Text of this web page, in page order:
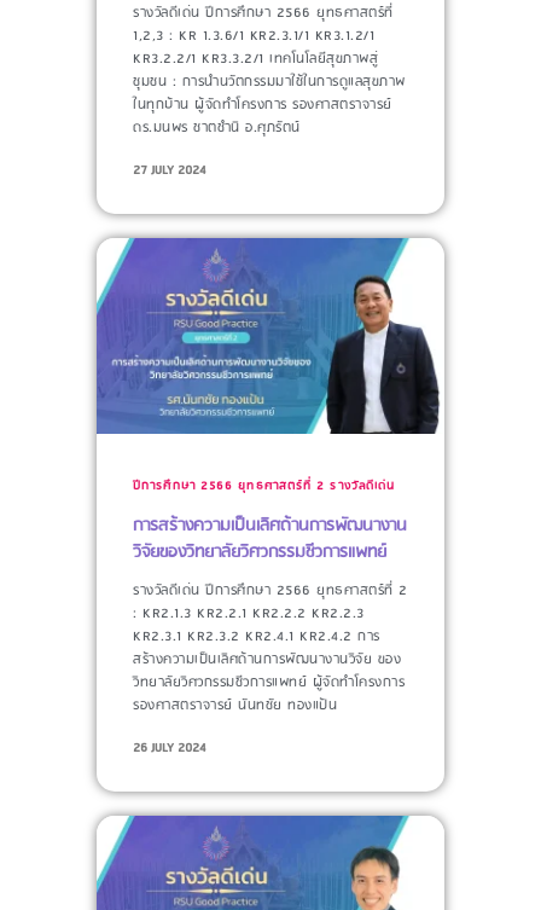
รางวัลดีเด่น ปีการศึกษา 2566 ยุทธศาสตร์ที่
1,2,3 : KR 1.3.6/1 KR2.3.1/1 KR3.1.2/1
KR3.2.2/1 KR3.3.2/1 เทคโนโลยีสุขภาพสู่
ชุมชน : การนำนวัตกรรมมาใช้ในการดูแลสุขภาพ
ในทุกบ้าน ผู้จัดทำโครงการ​ รองศาสตราจารย์
ดร.มนพร ชาตชำนิ อ.ศุภรัตน์
27 JULY 2024
ปีการศึกษา 2566 ยุทธศาสตร์ที่ 2 รางวัลดีเด่น
การสร้างความเป็นเลิศด้านการพัฒนางาน
วิจัยของวิทยาลัยวิศวกรรมชีวการแพทย์
รางวัลดีเด่น ปีการศึกษา 2566 ยุทธศาสตร์ที่ 2
: KR2.1.3 KR2.2.1 KR2.2.2 KR2.2.3
KR2.3.1 KR2.3.2 KR2.4.1 KR2.4.2 การ
สร้างความเป็นเลิศด้านการพัฒนางานวิจัย ของ
วิทยาลัยวิศวกรรมชีวการแพทย์ ผู้จัดทำโครงการ​
รองศาสตราจารย์ นันทชัย ทองแป้น
26 JULY 2024